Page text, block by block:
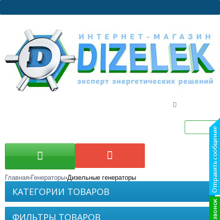
Главная Генераторы Дизельные генераторы
КАТЕГОРИИ ТОВАРОВ
ФИЛЬТРЫ ТОВАРОВ